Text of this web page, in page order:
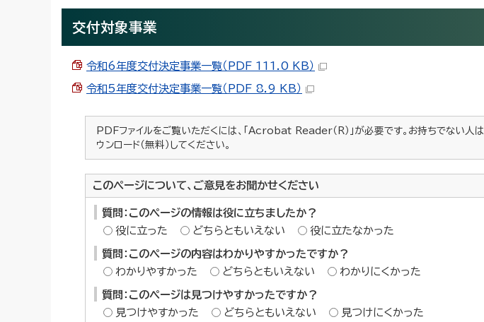
交付対象事業
令和6年度交付決定事業一覧（PDF 111.0 KB）
令和5年度交付決定事業一覧（PDF 8.9 KB）
PDFファイルをご覧いただくには、「Acrobat Reader（R）」が必要です。お持ちでない人は
ウンロード（無料）してください。
このページについて、ご意見をお聞かせください
質問：このページの情報は役に立ちましたか？
役に立った
どちらともいえない 役に立たなかった
質問：このページの内容はわかりやすかったですか？
わかりやすかった
どちらともいえない わかりにくかった
質問：このページは見つけやすかったですか？
見つけやすかった
どちらともいえない 見つけにくかった